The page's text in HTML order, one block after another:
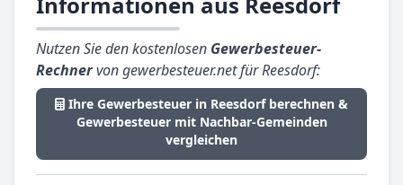
Nutzen Sie den kostenlosen Gewerbesteuer-
Rechnervon gewerbesteuer.net für Reesdorf:
Ihre Gewerbesteuer in Reesdorf berechnen &
Gewerbesteuer mit Nachbar-Gemeinden
vergleichen